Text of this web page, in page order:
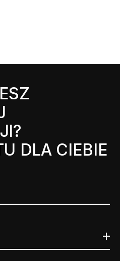
DLA CIEBIE